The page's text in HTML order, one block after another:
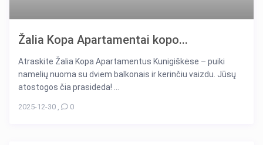
Žalia Kopa Apartamentai kopo...
Atraskite Žalia Kopa Apartamentus Kunigiškėse – puiki
namelių nuoma su dviem balkonais ir kerinčiu vaizdu. Jūsų
atostogos čia prasideda! ...
2025-12-30 , 0